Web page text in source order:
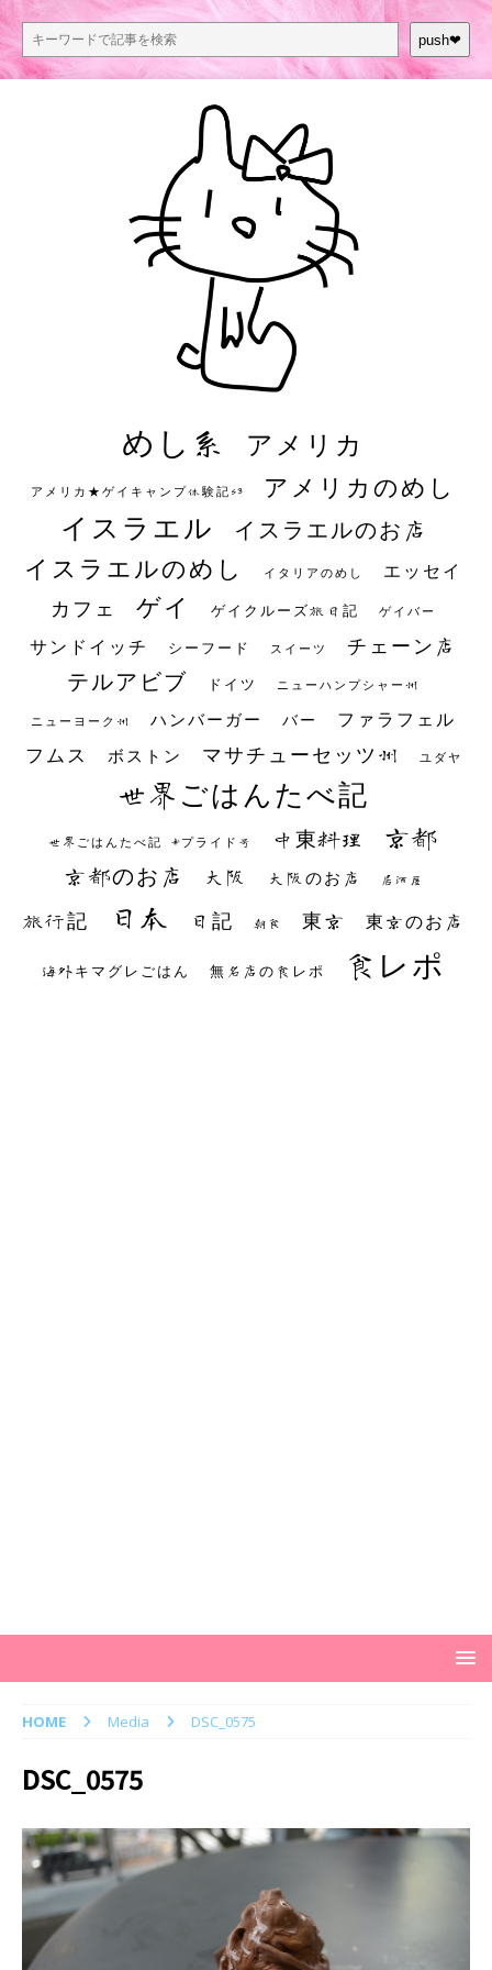
push❤︎
めし系 アメリカ
アメリカ★ゲイキャンプ体験記S3 アメリカのめし
イスラエル イスラエルのお店
イスラエルのめし イタリアのめし エッセイ
カフェ ゲイ ゲイクルーズ旅日記 ゲイバー
サンドイッチ シーフード スイーツ チェーン店
テルアビブ ドイツ ニューハンプシャー州
ニューヨーク州 ハンバーガー バー ファラフェル
フムス ボストン マサチューセッツ州 ユダヤ
世界ごはんたべ記
世界ごはんたべ記 #プライド号 中東料理 京都
京都のお店 大阪 大阪のお店 居酒屋
旅行記 日本 日記 朝食 東京 東京のお店
海外キマグレごはん 無名店の食レポ 食レポ
HOME Media DSC_0575
DSC_0575